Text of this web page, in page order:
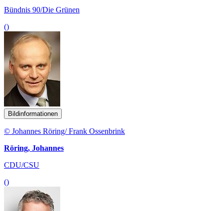
Bündnis 90/Die Grünen
()
Bildinformationen
© Johannes Röring/ Frank Ossenbrink
Röring, Johannes
CDU/CSU
()